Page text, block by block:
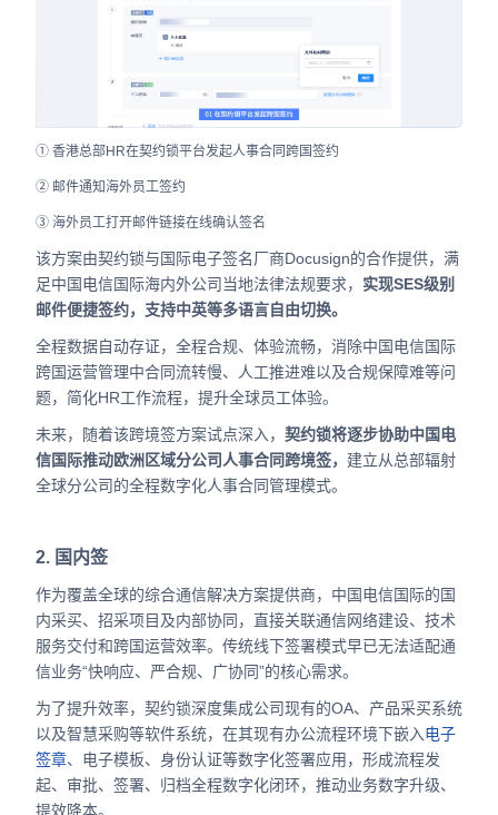
① 香港总部HR在契约锁平台发起人事合同跨国签约
② 邮件通知海外员工签约
③ 海外员工打开邮件链接在线确认签名
该方案由契约锁与国际电子签名厂商Docusign的合作提供，满
足中国电信国际海内外公司当地法律法规要求， 实现SES级别
邮件便捷签约，支持中英等多语言自由切换。
全程数据自动存证，全程合规、体验流畅，消除中国电信国际
跨国运营管理中合同流转慢、人工推进难以及合规保障难等问
题，简化HR工作流程，提升全球员工体验。
未来，随着该跨境签方案试点深入， 契约锁将逐步协助中国电
信国际推动欧洲区域分公司人事合同跨境签， 建立从总部辐射
全球分公司的全程数字化人事合同管理模式。
2. 国内签
作为覆盖全球的综合通信解决方案提供商，中国电信国际的国
内采买、招采项目及内部协同，直接关联通信网络建设、技术
服务交付和跨国运营效率。传统线下签署模式早已无法适配通
信业务“快响应、严合规、广协同”的核心需求。
为了提升效率，契约锁深度集成公司现有的OA、产品采买系统
以及智慧采购等软件系统，在其现有办公流程环境下嵌入电子
签章、电子模板、身份认证等数字化签署应用，形成流程发
起、审批、签署、归档全程数字化闭环，推动业务数字升级、
提效降本。